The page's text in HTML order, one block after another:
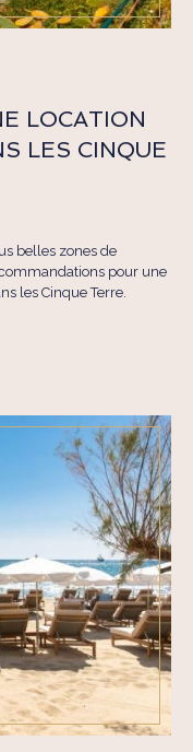
LOCATION
LES CINQUE
belles zones de
pour une
les Cinque Terre.